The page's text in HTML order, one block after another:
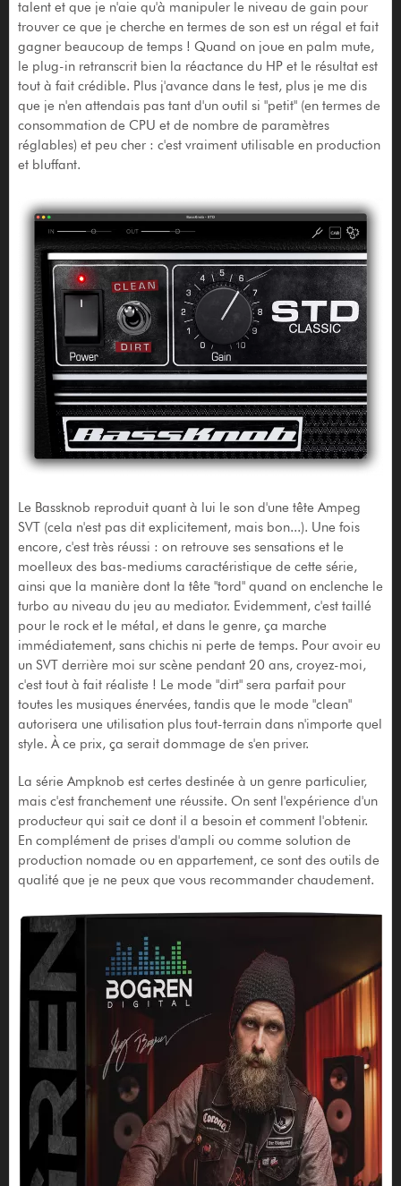
talent et que je n'aie qu'à manipuler le niveau de gain pour
trouver ce que je cherche en termes de son est un régal et fait
gagner beaucoup de temps ! Quand on joue en palm mute,
le plug-in retranscrit bien la réactance du HP et le résultat est
tout à fait crédible. Plus j'avance dans le test, plus je me dis
que je n'en attendais pas tant d'un outil si "petit" (en termes de
consommation de CPU et de nombre de paramètres
réglables) et peu cher : c'est vraiment utilisable en production
et bluffant.
Le Bassknob reproduit quant à lui le son d'une tête Ampeg
SVT (cela n'est pas dit explicitement, mais bon...). Une fois
encore, c'est très réussi : on retrouve ses sensations et le
moelleux des bas-mediums caractéristique de cette série,
ainsi que la manière dont la tête "tord" quand on enclenche le
turbo au niveau du jeu au mediator. Evidemment, c'est taillé
pour le rock et le métal, et dans le genre, ça marche
immédiatement, sans chichis ni perte de temps. Pour avoir eu
un SVT derrière moi sur scène pendant 20 ans, croyez-moi,
c'est tout à fait réaliste ! Le mode "dirt" sera parfait pour
toutes les musiques énervées, tandis que le mode "clean"
autorisera une utilisation plus tout-terrain dans n'importe quel
style. À ce prix, ça serait dommage de s'en priver.
La série Ampknob est certes destinée à un genre particulier,
mais c'est franchement une réussite. On sent l'expérience d'un
producteur qui sait ce dont il a besoin et comment l'obtenir.
En complément de prises d'ampli ou comme solution de
production nomade ou en appartement, ce sont des outils de
qualité que je ne peux que vous recommander chaudement.